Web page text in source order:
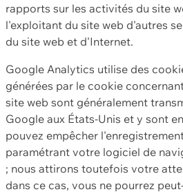
rapports sur les activités du site
l'exploitant du site web d'autres
du site web et d'Internet.
Google Analytics utilise des
générées par le cookie
site web sont généralement
Google aux États-Unis et y sont
pouvez empêcher
paramétrant votre logiciel de
; nous attirons toutefois votre
dans ce cas, vous ne pourrez